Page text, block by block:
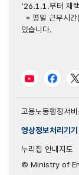
'26.1.1.부터 재
* 평일 근무시
있습니다.
유튜브 페이스북
트
고용노동행정서
영상정보처리기
누리집 안내지도
© Ministry of